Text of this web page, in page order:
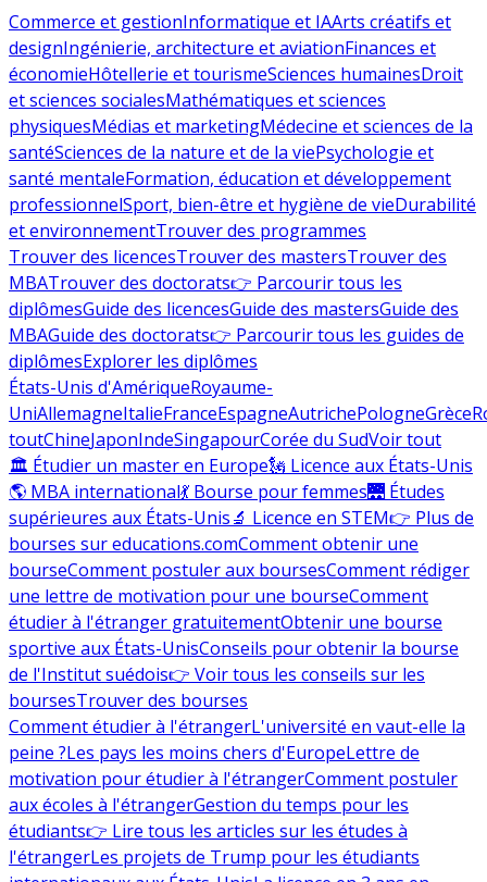
Commerce et gestionInformatique et IAArts créatifs et
designIngénierie, architecture et aviationFinances et
économieHôtellerie et tourismeSciences humainesDroit
et sciences socialesMathématiques et sciences
physiquesMédias et marketingMédecine et sciences de la
santéSciences de la nature et de la viePsychologie et
santé mentaleFormation, éducation et développement
professionnelSport, bien-être et hygiène de vieDurabilité
et environnementTrouver des programmes
Trouver des licencesTrouver des mastersTrouver des
MBATrouver des doctorats👉 Parcourir tous les
diplômesGuide des licencesGuide des mastersGuide des
MBAGuide des doctorats👉 Parcourir tous les guides de
diplômesExplorer les diplômes
États-Unis d'AmériqueRoyaume-
UniAllemagneItalieFranceEspagneAutrichePologneGrèce
toutChineJaponIndeSingapourCorée du SudVoir tout
🏛 Étudier un master en Europe🗽 Licence aux États-Unis
🌎 MBA international💃 Bourse pour femmes🌉 Études
supérieures aux États-Unis🔬 Licence en STEM👉 Plus de
bourses sur educations.comComment obtenir une
bourseComment postuler aux boursesComment rédiger
une lettre de motivation pour une bourseComment
étudier à l'étranger gratuitementObtenir une bourse
sportive aux États-UnisConseils pour obtenir la bourse
de l'Institut suédois👉 Voir tous les conseils sur les
boursesTrouver des bourses
Comment étudier à l'étrangerL'université en vaut-elle la
peine ?Les pays les moins chers d'EuropeLettre de
motivation pour étudier à l'étrangerComment postuler
aux écoles à l'étrangerGestion du temps pour les
étudiants👉 Lire tous les articles sur les études à
l'étrangerLes projets de Trump pour les étudiants